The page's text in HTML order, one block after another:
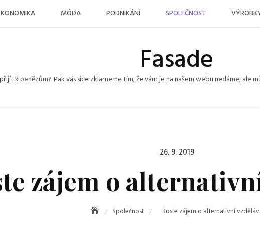
MÓDA PODNIKÁNÍ SPOLEČNOST
Fasade
k penězům? Pak vás sice zklameme tím, že vám je na našem webu nedáme, ale
Posted
26. 9. 2019
zájem o
Společnost Roste zájem o alternativní